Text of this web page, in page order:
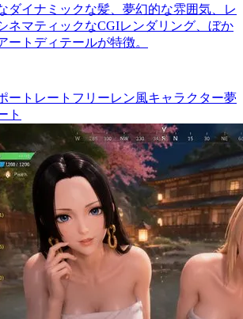
ダイナミックな髪、夢幻的な雰囲気、レ
ネマティックなCGIレンダリング、ぼか
ートディテールが特徴。
ートレート フリーレン風キャラクター夢
ト